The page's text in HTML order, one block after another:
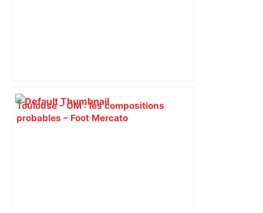
Toulouse – OM : les compositions
probables – Foot Mercato